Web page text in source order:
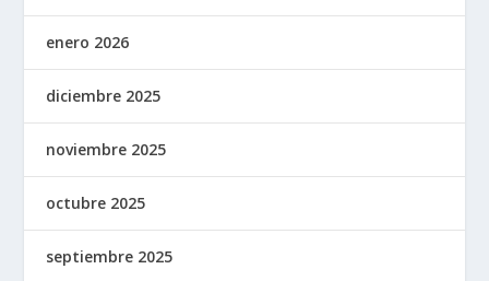
enero 2026
diciembre 2025
noviembre 2025
octubre 2025
septiembre 2025